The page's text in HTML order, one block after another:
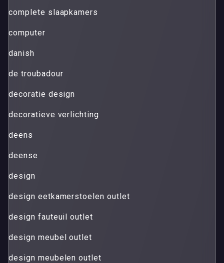
complete slaapkamers
computer
danish
de troubadour
decoratie design
decoratieve verlichting
deens
deense
design
design eetkamerstoelen outlet
design fauteuil outlet
design meubel outlet
design meubelen outlet